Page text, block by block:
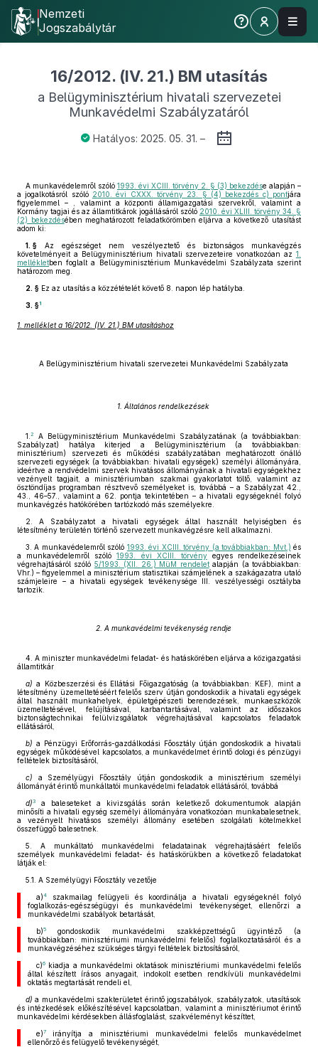
Nemzeti
Jogszabálytár
16/2012. (IV. 21.) BM utasítás
a Belügyminisztérium hivatali szervezetei
Munkavédelmi Szabályzatáról
Hatályos: 2025. 05. 31. –
A munkavédelemről szóló 1993. évi XCIII. törvény 2. § (3) bekezdése alapján –
a jogalkotásról szóló 2010. évi CXXX. törvény 23. § (4) bekezdés c) pontjára
figyelemmel – , valamint a központi államigazgatási szervekről, valamint a
Kormány tagjai és az államtitkárok jogállásáról szóló 2010. évi XLIII. törvény 34. §
(2) bekezdésében meghatározott feladatkörömben eljárva a következő utasítást
adom ki:
1. § Az egészséget nem veszélyeztető és biztonságos munkavégzés
követelményeit a Belügyminisztérium hivatali szervezeteire vonatkozóan az 1.
mellékletben foglalt a Belügyminisztérium Munkavédelmi Szabályzata szerint
határozom meg.
2. § Ez az utasítás a közzétételét követő 8. napon lép hatályba.
3. §1
1. melléklet a 16/2012. (IV. 21.) BM utasításhoz
A Belügyminisztérium hivatali szervezetei Munkavédelmi Szabályzata
1. Általános rendelkezések
1. 2
A Belügyminisztérium Munkavédelmi Szabályzatának (a továbbiakban:
Szabályzat) hatálya kiterjed a Belügyminisztérium (a továbbiakban:
minisztérium) szervezeti és működési szabályzatában meghatározott önálló
szervezeti egységek (a továbbiakban: hivatali egységek) személyi állományára,
ideértve a rendvédelmi szervek hivatásos állományának a hivatali egységekhez
vezényelt tagjait, a minisztériumban szakmai gyakorlatot töltő, valamint az
ösztöndíjas programban résztvevő személyeket is, továbbá – a Szabályzat 42.,
43., 46–57., valamint a 62. pontja tekintetében – a hivatali egységeknél folyó
munkavégzés hatókörében tartózkodó más személyekre.
2. A Szabályzatot a hivatali egységek által használt helyiségben és
létesítmény területén történő szervezett munkavégzésre kell alkalmazni.
3. A munkavédelemről szóló 1993. évi XCIII. törvény (a továbbiakban: Mvt.) és
a munkavédelemről szóló1993. évi XCIII. törvényegyes rendelkezéseinek
végrehajtásáról szóló 5/1993. (XII. 26.) MüM rendeletalapján (a továbbiakban:
Vhr.) – figyelemmel a minisztérium statisztikai számjelének a szakágazatra utaló
számjeleire – a hivatali egységek tevékenysége III. veszélyességi osztályba
tartozik.
2. A munkavédelmi tevékenység rendje
4. A miniszter munkavédelmi feladat- és hatáskörében eljárva a közigazgatási
államtitkár
a) a Közbeszerzési és Ellátási Főigazgatóság (a továbbiakban: KEF), mint a
létesítmény üzemeltetéséért felelős szerv útján gondoskodik a hivatali egységek
által használt munkahelyek, épületgépészeti berendezések, munkaeszközök
üzemeltetésével, felújításával, karbantartásával, valamint az időszakos
biztonságtechnikai felülvizsgálatok végrehajtásával kapcsolatos feladatok
ellátásáról,
b) a Pénzügyi Erőforrás-gazdálkodási Főosztály útján gondoskodik a hivatali
egységek működésével kapcsolatos, a munkavédelmet érintő dologi és pénzügyi
feltételek biztosításáról,
c) a Személyügyi Főosztály útján gondoskodik a minisztérium személyi
állományát érintő munkáltatói munkavédelmi feladatok ellátásáról, továbbá
d)3
a baleseteket a kivizsgálás során keletkező dokumentumok alapján
minősíti a hivatali egység személyi állományára vonatkozóan munkabalesetnek,
a vezényelt hivatásos személyi állomány esetében szolgálati kötelmekkel
összefüggő balesetnek.
5. A munkáltató munkavédelmi feladatainak végrehajtásáért felelős
személyek munkavédelmi feladat- és hatáskörükben a következő feladatokat
látják el:
5.1. A Személyügyi Főosztály vezetője
a)4szakmailag felügyeli és koordinálja a hivatali egységeknél folyó
foglalkozás-egészségügyi és munkavédelmi tevékenységet, ellenőrzi a
munkavédelmi szabályok betartását,
b)5gondoskodik munkavédelmi szakképzettségű ügyintéző (a
továbbiakban: minisztériumi munkavédelmi felelős) foglalkoztatásáról és a
munkavégzéséhez szükséges tárgyi feltételek biztosításáról,
c)6kiadja a munkavédelmi oktatások minisztériumi munkavédelmi felelős
által készített írásos anyagait, indokolt esetben rendkívüli munkavédelmi
oktatás megtartását rendeli el,
d) a munkavédelmi szakterületet érintő jogszabályok, szabályzatok, utasítások
és intézkedések előkészítésével kapcsolatban, valamint a minisztériumot érintő
munkavédelmi kérdésekben állásfoglalást, szakvéleményt készíttet,
e)7irányítja a minisztériumi munkavédelmi felelős munkavédelmet
ellenőrző és felügyelő tevékenységét,